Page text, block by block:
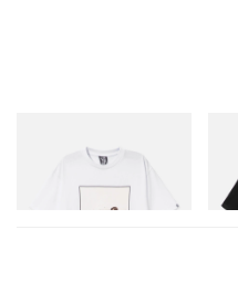
Billionaire Boys Club X Initial
D Cotton T-Shirt 2
Acquista ora
D